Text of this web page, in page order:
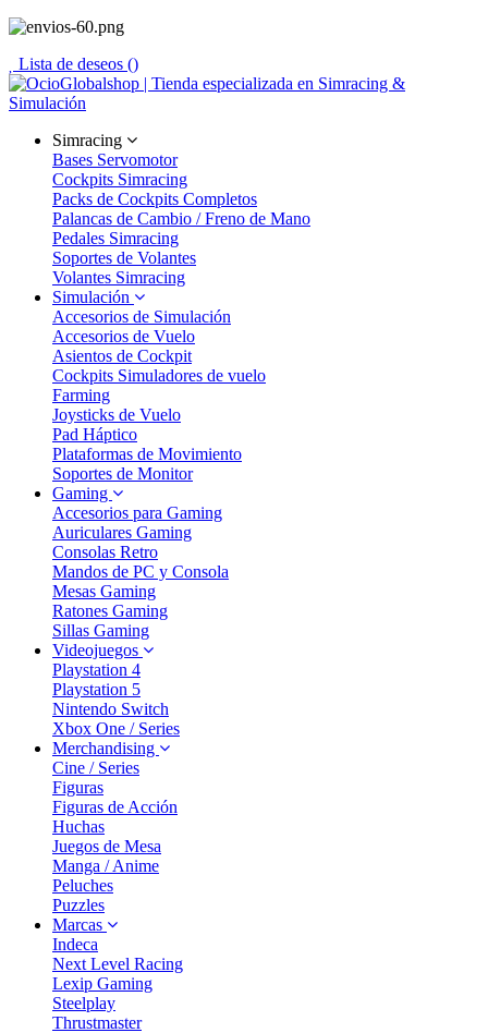
Lista de deseos ()
Simracing
Bases Servomotor
Cockpits Simracing
Packs de Cockpits Completos
Palancas de Cambio / Freno de Mano
Pedales Simracing
Soportes de Volantes
Volantes Simracing
Simulación
Accesorios de Simulación
Accesorios de Vuelo
Asientos de Cockpit
Cockpits Simuladores de vuelo
Farming
Joysticks de Vuelo
Pad Háptico
Plataformas de Movimiento
Soportes de Monitor
Gaming
Accesorios para Gaming
Auriculares Gaming
Consolas Retro
Mandos de PC y Consola
Mesas Gaming
Ratones Gaming
Sillas Gaming
Videojuegos
Playstation 4
Playstation 5
Nintendo Switch
Xbox One / Series
Merchandising
Cine / Series
Figuras
Figuras de Acción
Huchas
Juegos de Mesa
Manga / Anime
Peluches
Puzzles
Marcas
Indeca
Next Level Racing
Lexip Gaming
Steelplay
Thrustmaster